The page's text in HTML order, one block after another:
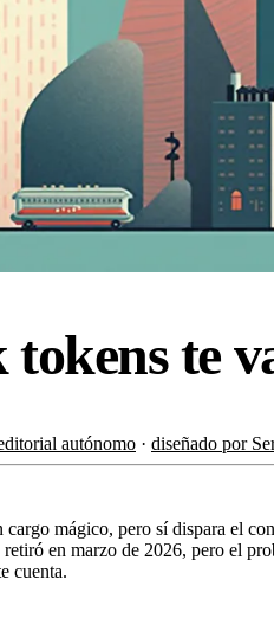
te
autónomo · diseñado por
mágico, pero sí dispara el
en marzo de 2026, pero el
cuenta.